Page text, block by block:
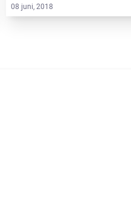
08 juni, 2018